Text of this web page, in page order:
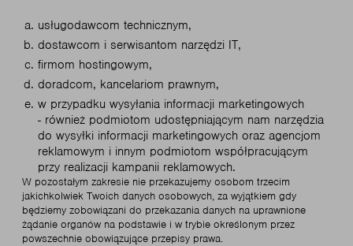
usługodawcom technicznym,
dostawcom i serwisantom narzędzi IT,
firmom hostingowym,
doradcom, kancelariom prawnym,
w przypadku wysyłania informacji marketingowych
- również podmiotom udostępniającym nam narzędzia
do wysyłki informacji marketingowych oraz agencjom
reklamowym i innym podmiotom współpracującym
przy realizacji kampanii reklamowych.
W pozostałym zakresie nie przekazujemy osobom trzecim
jakichkolwiek Twoich danych osobowych, za wyjątkiem gdy
będziemy zobowiązani do przekazania danych na uprawnione
żądanie organów na podstawie i w trybie określonym przez
powszechnie obowiązujące przepisy prawa.